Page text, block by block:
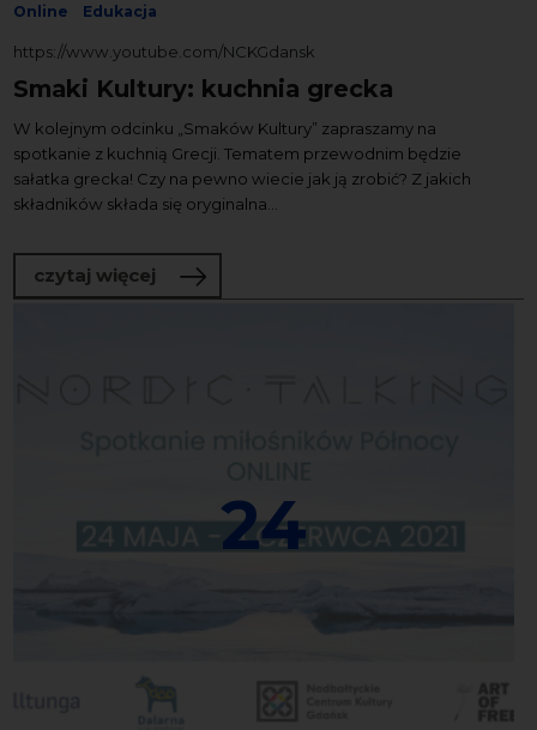
Online Edukacja
https://www.youtube.com/NCKGdansk
Smaki Kultury: kuchnia grecka
W kolejnym odcinku „Smaków Kultury” zapraszamy na
spotkanie z kuchnią Grecji. Tematem przewodnim będzie
sałatka grecka! Czy na pewno wiecie jak ją zrobić? Z jakich
składników składa się oryginalna...
czytaj więcej o Smaki Kultury: kuchnia grecka
24